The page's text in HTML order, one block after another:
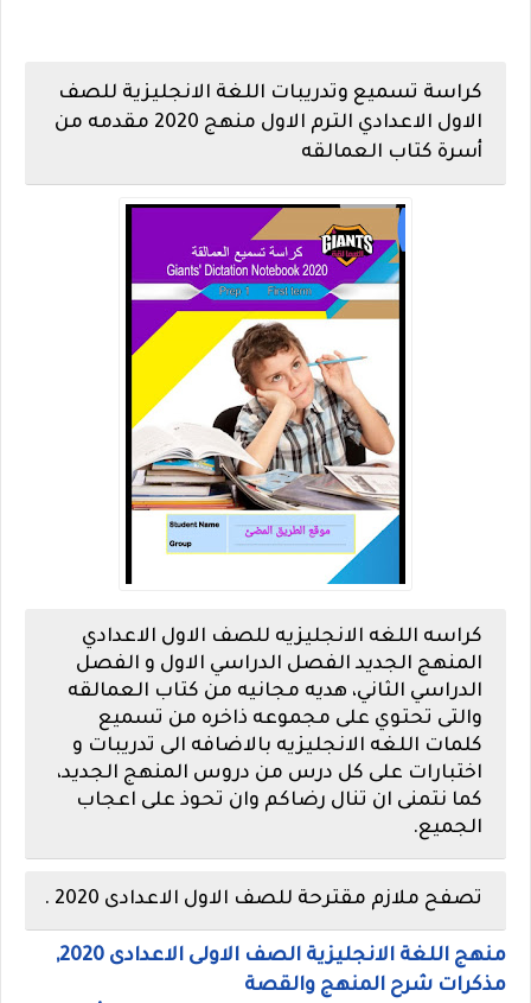
كراسة تسميع وتدريبات اللغة الانجليزية للصف
الاول الاعدادي الترم الاول منهج 2020 مقدمه من
أسرة كتاب العمالقه
كراسه اللغه الانجليزيه للصف الاول الاعدادي
المنهج الجديد الفصل الدراسي الاول و الفصل
الدراسي الثاني، هديه مجانيه من كتاب العمالقه
والتى تحتوي على مجموعه ذاخره من تسميع
كلمات اللغه الانجليزيه بالاضافه الى تدريبات و
اختبارات على كل درس من دروس المنهج الجديد،
كما نتمنى ان تنال رضاكم وان تحوذ على اعجاب
الجميع.
تصفح ملازم مقترحة للصف الاول الاعدادى 2020 .
منهج اللغة الانجليزية الصف الاولى الاعدادى 2020,
مذكرات شرح المنهج والقصة